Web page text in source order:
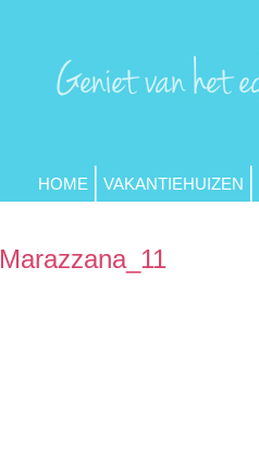
HOME VAKANTIEHUIZEN
Marazzana_11